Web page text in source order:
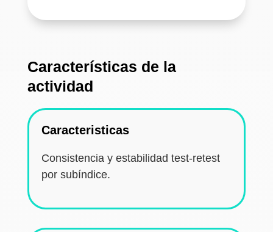
Características de la
actividad
Caracteristicas
Consistencia y estabilidad test-retest
por subíndice.